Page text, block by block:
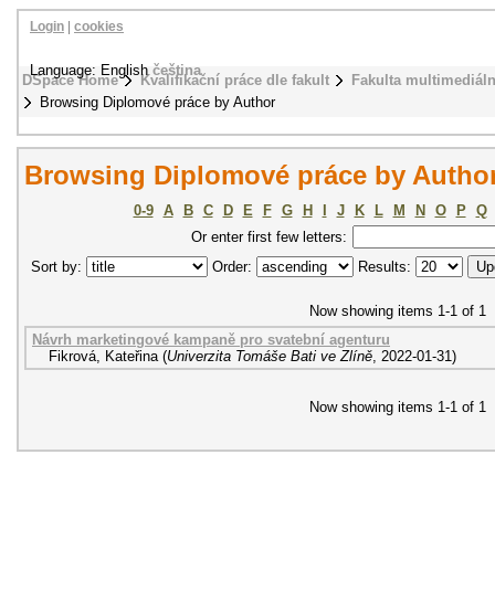
DSpace Home Kvalifikační práce dle fakult
Fakulta
Browsing Diplomové práce by Author
Login cookies
Language: Englishčeština
Browsing Diplomové práce by
0-9 A B C D E F G H J K L M N O P
Q
Or enter first few letters:
Sort by:
Order: Results:
Now showing items 1-1 of 1
Návrh marketingové kampaně pro svatební agenturu
Fikrová, Kateřina (Univerzita Tomáše Bati ve Zlíně, 2022-01-31)
Now showing items 1-1 of 1